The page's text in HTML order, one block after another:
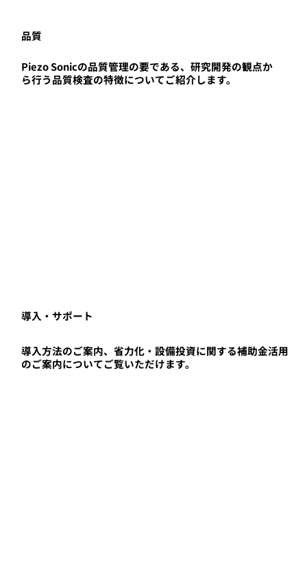
Piezo Sonicの品質管理の要である、研究開発の観点か
ら行う品質検査の特徴についてご紹介します。
導入方法のご案内、省力化・設備投資に関する補助金活用
のご案内についてご覧いただけます。
品質
導入・サポート